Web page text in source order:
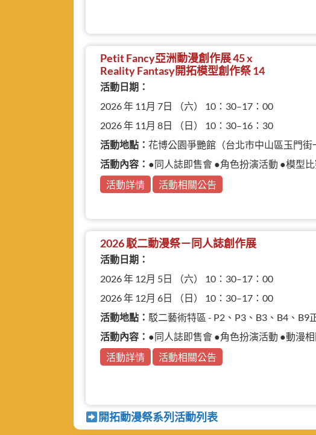
Petit Fancy亞洲動漫創作展 45 x
Reality Fantasy開拓模型創作祭 14
活動日期：
2026 年 11月 7日 （六） 10：30–17：00
2026 年 11月 8日 （日） 10：30–16：30
活動地點：花博公園爭艷館（台北市中山區玉門街
活動內容： ●同人誌即售會 ●角色扮演活動 ●模型比賽 ●模
活動詳情
活動相關公告
2026 駁二動漫祭－同人誌創作展
活動日期：
2026 年 12月 5日 （六） 10：30–17：00
2026 年 12月 6日 （日） 10：30–17：00
活動地點： 駁二藝術特區 - P2、P3、B3、B4、B9
活動內容： ●同人誌即售會 ●角色扮演活動 ●動漫相關商品展
活動詳情
活動相關公告
開拓動漫祭系列活動列表